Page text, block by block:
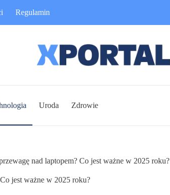
Regulamin
Uroda Zdrowie
nad laptopem? Co jest ważne w 2025 roku?
jest ważne w 2025 roku?